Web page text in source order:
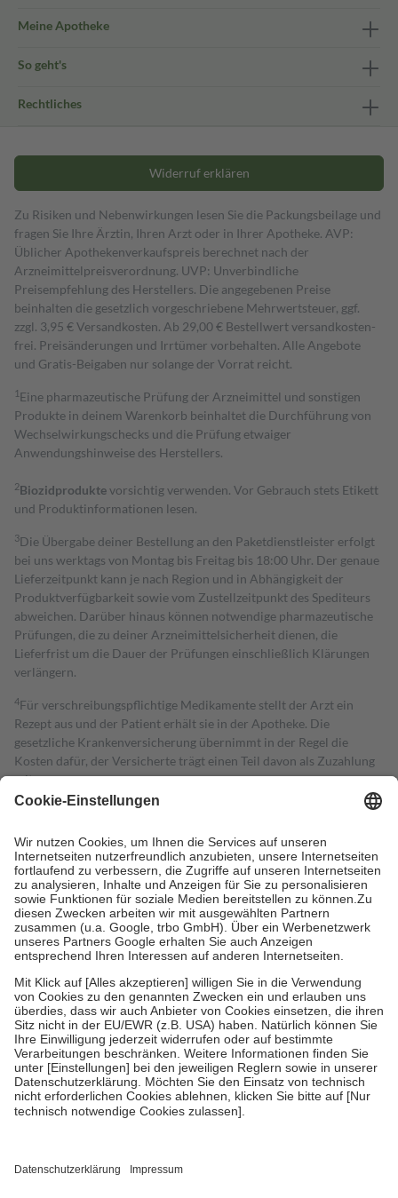
Meine Apotheke
So geht's
Rechtliches
Widerruf erklären
Zu Risiken und Nebenwirkungen lesen Sie die Packungsbeilage und
fragen Sie Ihre Ärztin, Ihren Arzt oder in Ihrer Apotheke. AVP:
Üblicher Apothekenverkaufspreis berechnet nach der
Arzneimittelpreisverordnung. UVP: Unverbindliche
Preisempfehlung des Herstellers. Die angegebenen Preise
beinhalten die gesetzlich vorgeschriebene Mehrwertsteuer, ggf.
zzgl. 3,95 € Versandkosten. Ab 29,00 € Bestell­wert versand­kosten­
frei. Preisänderungen und Irrtümer vorbehalten. Alle Angebote
und Gratis-Beigaben nur solange der Vorrat reicht.
1 Eine pharmazeutische Prüfung der Arzneimittel und sonstigen
Produkte in deinem Warenkorb beinhaltet die Durchführung von
Wechselwirkungschecks und die Prüfung etwaiger
Anwendungshinweise des Herstellers.
2Biozidproduktevorsichtig verwenden. Vor Gebrauch stets Etikett
und Produktinformationen lesen.
3Die Übergabe deiner Bestellung an den Paketdienstleister erfolgt
bei uns werktags von Montag bis Freitag bis 18:00 Uhr. Der genaue
Lieferzeitpunkt kann je nach Region und in Abhängigkeit der
Produktverfügbarkeit sowie vom Zustellzeitpunkt des Spediteurs
abweichen. Darüber hinaus können notwendige pharmazeutische
Prüfungen, die zu deiner Arzneimittelsicherheit dienen, die
Lieferfrist um die Dauer der Prüfungen einschließlich Klärungen
verlängern.
4Für verschreibungspflichtige Medikamente stellt der Arzt ein
Rezept aus und der Patient erhält sie in der Apotheke. Die
gesetzliche Krankenversicherung übernimmt in der Regel die
Kosten dafür, der Versicherte trägt einen Teil davon als Zuzahlung
mit.
Grundsätzlich leisten Mitglieder Zuzahlungen in Höhe von zehn
höchstens zehn Euro.
Es sind jedoch nie mehr als die tatsächlichen
Kosten der Leistung zu entrichten.
Diese Regeln gelten grundsätzlich auch für Online-Apotheken.
Bei Heilmitteln und häuslicher Krankenpflege beträgt die
Zuzahlung zehn Prozent der Kosten sowie zehn Euro je
Verordnung.
Um das Engagement der Versicherten für ihre eigene Gesundheit zu
stärken und die besondere Stellung der Familie zu unterstützen,
fallenkeine Zuzahlungenan bei:
• Kindern und Jugendlichen bis zum vollendeten 18. Lebensjahr
mit Ausnahme der Fahrkosten
• Untersuchungen zur Vorsorge und Früherkennung, die von der
GKV getragen werden
• empfohlenen Schutzimpfungen
• Harn- und Blutteststreifen
getroffen, um sicherzustellen, dass es sich um echte Bewertungen